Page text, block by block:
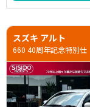
スズキ アルト
660 40周年記念特別仕